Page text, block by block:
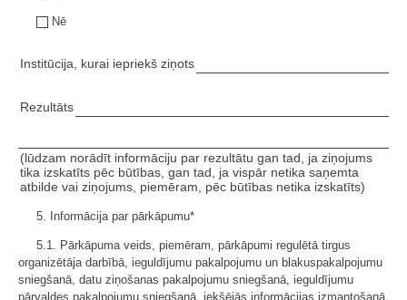
Nē
Institūcija, kurai iepriekš ziņots
Rezultāts
(lūdzam norādīt informāciju par rezultātu gan tad, ja ziņojums
tika izskatīts pēc būtības, gan tad, ja vispār netika saņemta
atbilde vai ziņojums, piemēram, pēc būtības netika izskatīts)
5. Informācija par pārkāpumu*
5.1. Pārkāpuma veids, piemēram, pārkāpumi regulētā tirgus
organizētāja darbībā, ieguldījumu pakalpojumu un blakuspakalpojumu
sniegšanā, datu ziņošanas pakalpojumu sniegšanā, ieguldījumu
pārvaldes pakalpojumu sniegšanā, iekšējās informācijas izmantošanā,